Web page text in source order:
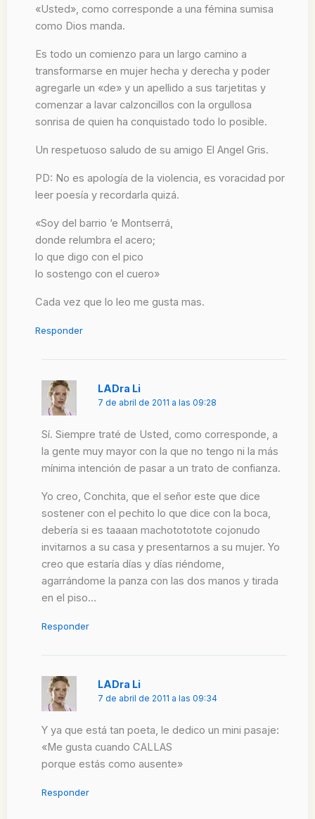
«Usted», como corresponde a una fémina sumisa
como Dios manda.
Es todo un comienzo para un largo camino a
transformarse en mujer hecha y derecha y poder
agregarle un «de» y un apellido a sus tarjetitas y
comenzar a lavar calzoncillos con la orgullosa
sonrisa de quien ha conquistado todo lo posible.
Un respetuoso saludo de su amigo El Angel Gris.
PD: No es apología de la violencia, es voracidad por
leer poesía y recordarla quizá.
«Soy del barrio ‘e Montserrá,
donde relumbra el acero;
lo que digo con el pico
lo sostengo con el cuero»
Cada vez que lo leo me gusta mas.
Responder
LADra Li
7 de abril de 2011 a las 09:28
Sí. Siempre traté de Usted, como corresponde, a
la gente muy mayor con la que no tengo ni la más
mínima intención de pasar a un trato de confianza.
Yo creo, Conchita, que el señor este que dice
sostener con el pechito lo que dice con la boca,
debería si es taaaan machotototote cojonudo
invitarnos a su casa y presentarnos a su mujer. Yo
creo que estaría días y días riéndome,
agarrándome la panza con las dos manos y tirada
en el piso…
Responder
LADra Li
7 de abril de 2011 a las 09:34
Y ya que está tan poeta, le dedico un mini pasaje:
«Me gusta cuando CALLAS
porque estás como ausente»
Responder